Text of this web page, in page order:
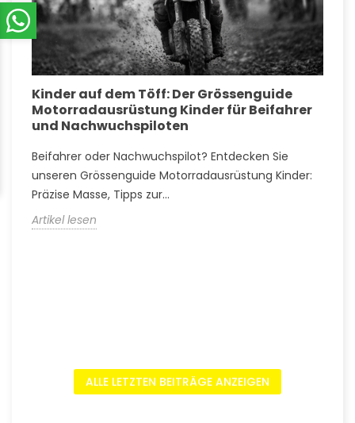
Kinder auf dem Töff: Der Grössenguide
Motorradausrüstung Kinder für Beifahrer
und Nachwuchspiloten
Beifahrer oder Nachwuchspilot? Entdecken Sie
unseren Grössenguide Motorradausrüstung Kinder:
Präzise Masse, Tipps zur...
Artikel lesen
ALLE LETZTEN BEITRÄGE ANZEIGEN